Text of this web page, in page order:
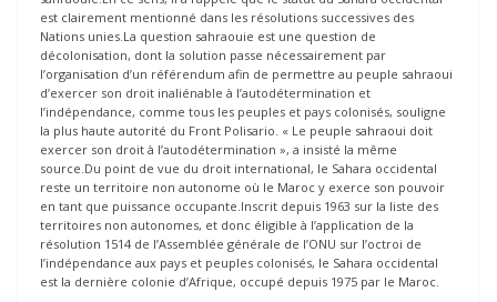
est clairement mentionné dans les résolutions successives des
Nations unies.La question sahraouie est une question de
décolonisation, dont la solution passe nécessairement par
l’organisation d’un référendum afin de permettre au peuple sahraoui
d’exercer son droit inaliénable à l’autodétermination et
l’indépendance, comme tous les peuples et pays colonisés, souligne
la plus haute autorité du Front Polisario. « Le peuple sahraoui doit
exercer son droit à l’autodétermination », a insisté la même
source.Du point de vue du droit international, le Sahara occidental
reste un territoire non autonome où le Maroc y exerce son pouvoir
en tant que puissance occupante.Inscrit depuis 1963 sur la liste des
territoires non autonomes, et donc éligible à l’application de la
résolution 1514 de l’Assemblée générale de l’ONU sur l’octroi de
l’indépendance aux pays et peuples colonisés, le Sahara occidental
est la dernière colonie d’Afrique, occupé depuis 1975 par le Maroc.